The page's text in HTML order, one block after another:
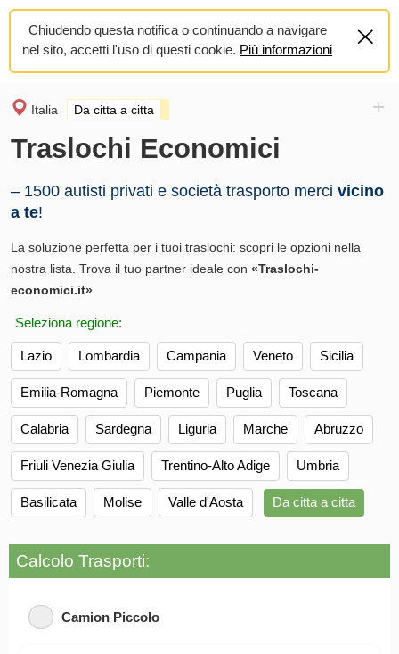
Chiudendo questa notifica o continuando a navigare
nel sito, accetti l'uso di questi cookie. Più informazioni
Italia Da citta a citta +
Traslochi Economici
– 1500 autisti privati e società trasporto merci vicino
a te!
La soluzione perfetta per i tuoi traslochi: scopri le opzioni nella
nostra lista. Trova il tuo partner ideale con «Traslochi-
economici.it»
Seleziona regione:
Lazio Lombardia Campania Veneto Sicilia
Emilia-Romagna Piemonte Puglia Toscana
Calabria Sardegna Liguria Marche Abruzzo
Friuli Venezia Giulia Trentino-Alto Adige Umbria
Basilicata Molise Valle d'Aosta Da citta a citta
Calcolo Trasporti:
Camion Piccolo